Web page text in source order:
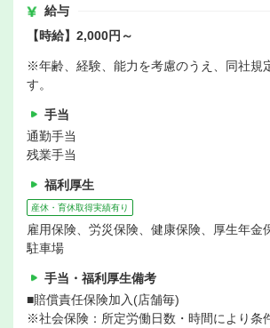
給与
【時給】2,000円～
※年齢、経験、能力を考慮のうえ、同社規
す。
手当
通勤手当
残業手当
福利厚生
産休・育休取得実績有り
雇用保険、労災保険、健康保険、厚生年金
駐車場
手当・福利厚生備考
■賠償責任保険加入(店舗毎)
※社会保険：所定労働日数・時間により条